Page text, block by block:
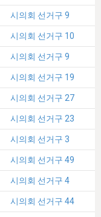
시의회 선거구 9
시의회 선거구 10
시의회 선거구 9
시의회 선거구 19
시의회 선거구 27
시의회 선거구 23
시의회 선거구 3
시의회 선거구 49
시의회 선거구 4
시의회 선거구 44